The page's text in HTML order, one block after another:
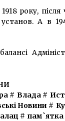
року, після
А в
# Влада #
Новини #
# пам`ятка